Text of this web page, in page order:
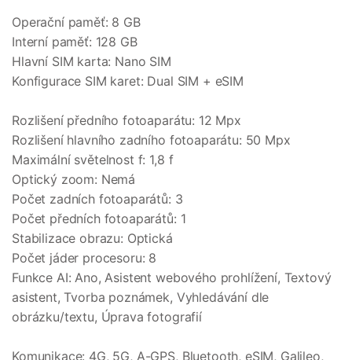
Operační paměť: 8 GB
Interní paměť: 128 GB
Hlavní SIM karta: Nano SIM
Konfigurace SIM karet: Dual SIM + eSIM
Rozlišení předního fotoaparátu: 12 Mpx
Rozlišení hlavního zadního fotoaparátu: 50 Mpx
Maximální světelnost f: 1,8 f
Optický zoom: Nemá
Počet zadních fotoaparátů: 3
Počet předních fotoaparátů: 1
Stabilizace obrazu: Optická
Počet jáder procesoru: 8
Funkce AI: Ano, Asistent webového prohlížení, Textový
asistent, Tvorba poznámek, Vyhledávání dle
obrázku/textu, Úprava fotografií
Komunikace: 4G, 5G, A-GPS, Bluetooth, eSIM, Galileo,